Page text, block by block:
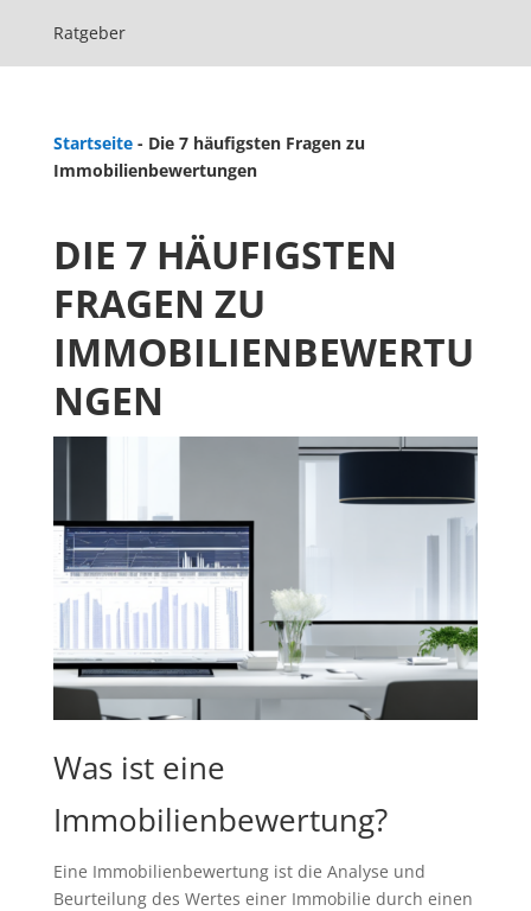
Ratgeber
Startseite- Die 7 häufigsten Fragen zu
Immobilienbewertungen
DIE 7 HÄUFIGSTEN
FRAGEN ZU
IMMOBILIENBEWERTU
NGEN
Was ist eine
Immobilienbewertung?
Eine Immobilienbewertung ist die Analyse und
Beurteilung des Wertes einer Immobilie durch einen